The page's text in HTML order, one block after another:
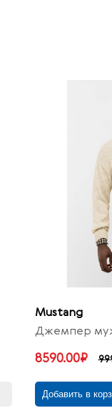
Mustang
Джемпер
8590.00₽
Добавить в